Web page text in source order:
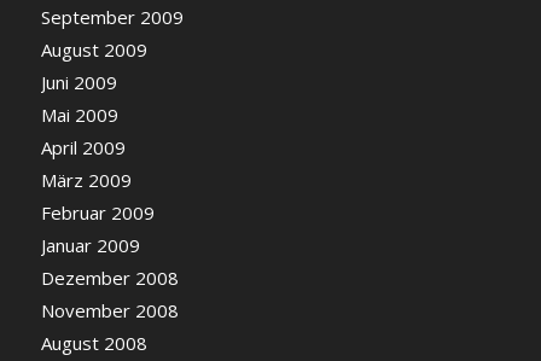
September 2009
August 2009
Juni 2009
Mai 2009
April 2009
März 2009
Februar 2009
Januar 2009
Dezember 2008
November 2008
August 2008